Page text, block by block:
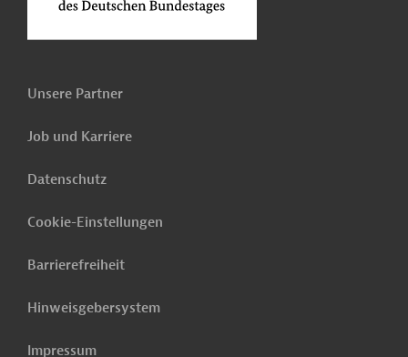
Unsere Partner
Job und Karriere
Datenschutz
Cookie-Einstellungen
Barrierefreiheit
Hinweisgebersystem
Impressum